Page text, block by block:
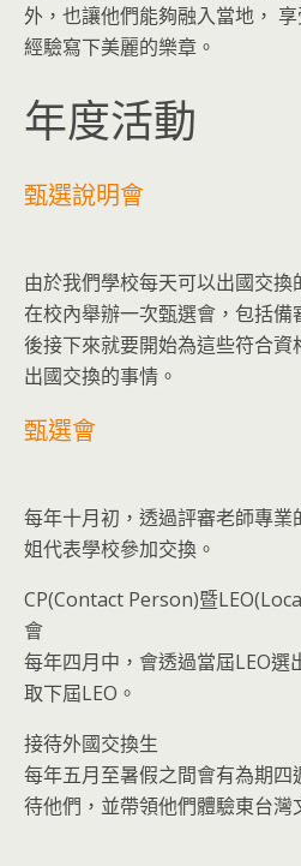
外，也讓他們能夠融入當地，
經驗寫下美麗的樂章。
年度活動
甄選說明會
由於我們學校每天可以出國交
在校內舉辦一次甄選會，包括
後接下來就要開始為這些符合
出國交換的事情。
甄選會
每年十月初，透過評審老師專
姐代表學校參加交換。
CP(Contact Person)暨
會
每年四月中，會透過當屆LEO選
取下屆LEO。
接待外國交換生
每年五月至暑假之間會有為期
待他們，並帶領他們體驗東台灣